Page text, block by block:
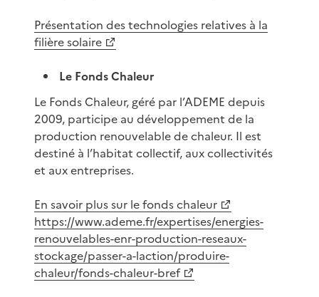
Présentation des technologies relatives à la
filière solaire
Le Fonds Chaleur
Le Fonds Chaleur, géré par l’ADEME depuis
2009, participe au développement de la
production renouvelable de chaleur. Il est
destiné à l’habitat collectif, aux collectivités
et aux entreprises.
En savoir plus sur le fonds chaleur
https://www.ademe.fr/expertises/energies-
renouvelables-enr-production-reseaux-
stockage/passer-a-laction/produire-
chaleur/fonds-chaleur-bref